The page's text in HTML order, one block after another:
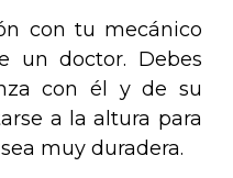
con tu mecánico
un doctor. Debes
con él y de su
a la altura para
muy duradera.